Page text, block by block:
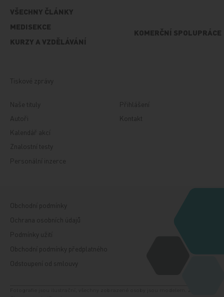
VŠECHNY ČLÁNKY
MEDISEKCE
KURZY A VZDĚLÁVÁNÍ
KOMERČNÍ SPOLUPRÁCE
Tiskové zprávy
Naše tituly
Autoři
Kalendář akcí
Znalostní testy
Personální inzerce
Přihlášení
Kontakt
Obchodní podmínky
Ochrana osobních údajů
Podmínky užití
Obchodní podmínky předplatného
Odstoupení od smlouvy